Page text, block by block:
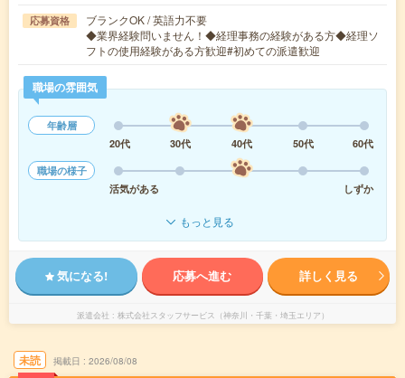
応募資格
ブランクOK / 英語力不要
◆業界経験問いません！◆経理事務の経験がある方◆経理ソ
フトの使用経験がある方歓迎#初めての派遣歓迎
職場の雰囲気
年齢層
20代
30代 40代 50代
60代
職場の様子
活気がある
しずか
もっと見る
気になる! 応募へ進む 詳しく見る
派遣会社 株式会社スタッフサービス（神奈川・千葉・埼玉エリア）
未読 掲載日 2026/08/08